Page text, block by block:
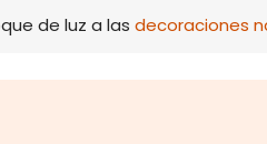
de luz a las decoraciones